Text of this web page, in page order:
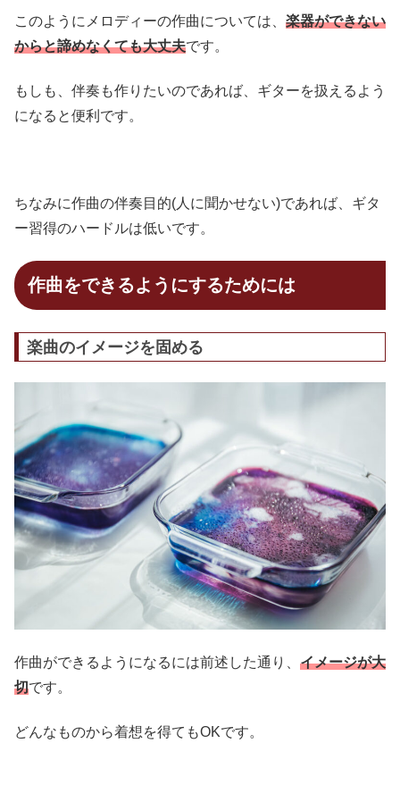
このようにメロディーの作曲については、 楽器ができない
からと諦めなくても大丈夫です。
もしも、伴奏も作りたいのであれば、ギターを扱えるよう
になると便利です。
ちなみに作曲の伴奏目的(人に聞かせない)であれば、ギタ
ー習得のハードルは低いです。
作曲をできるようにするためには
楽曲のイメージを固める
作曲ができるようになるには前述した通り、 イメージが大
切です。
どんなものから着想を得てもOKです。